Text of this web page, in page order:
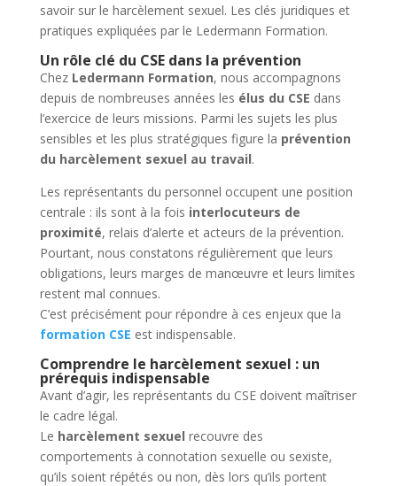
savoir sur le harcèlement sexuel. Les clés juridiques et
pratiques expliquées par le Ledermann Formation.
Un rôle clé du CSE dans la prévention
Chez Ledermann Formation, nous accompagnons
depuis de nombreuses années les élus du CSE dans
l’exercice de leurs missions. Parmi les sujets les plus
sensibles et les plus stratégiques figure la prévention
du harcèlement sexuel au travail.
Les représentants du personnel occupent une position
centrale : ils sont à la fois interlocuteurs de
proximité, relais d’alerte et acteurs de la prévention.
Pourtant, nous constatons régulièrement que leurs
obligations, leurs marges de manœuvre et leurs limites
restent mal connues.
C’est précisément pour répondre à ces enjeux que la
formation CSE est indispensable.
Comprendre le harcèlement sexuel : un
prérequis indispensable
Avant d’agir, les représentants du CSE doivent maîtriser
le cadre légal.
Le harcèlement sexuel recouvre des
comportements à connotation sexuelle ou sexiste,
qu’ils soient répétés ou non, dès lors qu’ils portent